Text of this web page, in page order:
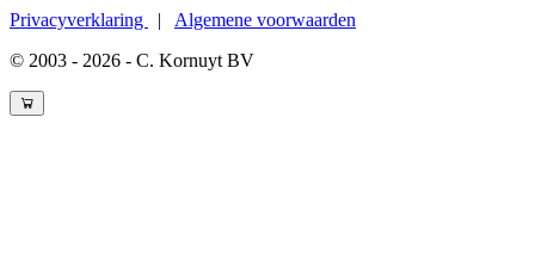
Privacyverklaring | Algemene voorwaarden
© 2003 - 2026 - C. Kornuyt BV